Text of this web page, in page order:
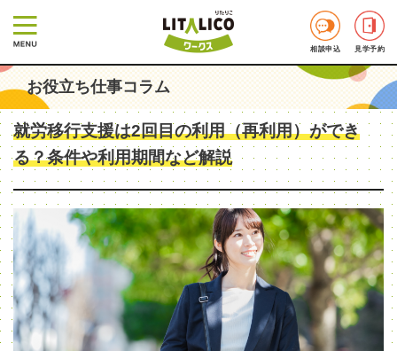
相談申込 見学予約
お役立ち仕事コラム
就労移行支援は2回目の利用（再利用）ができ
る？条件や利用期間など解説